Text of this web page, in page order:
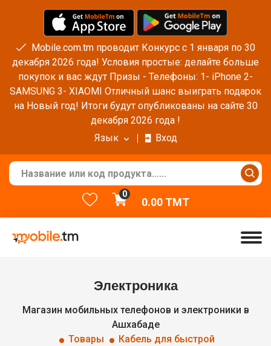
Mobile.com.tm проводит Конкурс с 1 января по 30
декабря 2026 года! Условия простые: делайте больше
покупок и вас ждут Призы - Телефоны: 1- iPhone 2-
SAMSUNG 3- XIAOMI Отличный шанс выиграть подарок
на Новый год! Итоги будут опубликованы на сайте 30
декабря 2026 года !
Язык
Вход
0
0.00TMT
Электроника
Магазин мобильных телефонов и электроники в
Ашхабаде
Товары
Кабель для быстрой